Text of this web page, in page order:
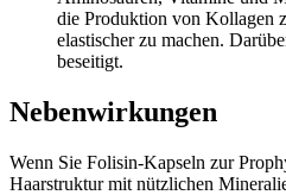
die Produktion von Kollagen
elastischer zu machen.
beseitigt.
Nebenwirkungen
Wenn Sie Folisin-Kapseln zur
Haarstruktur mit nützlichen